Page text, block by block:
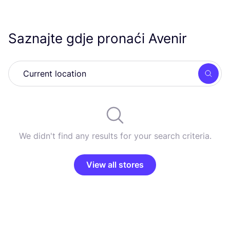
Saznajte gdje pronaći Avenir
We didn't find any results for your search criteria.
View all stores